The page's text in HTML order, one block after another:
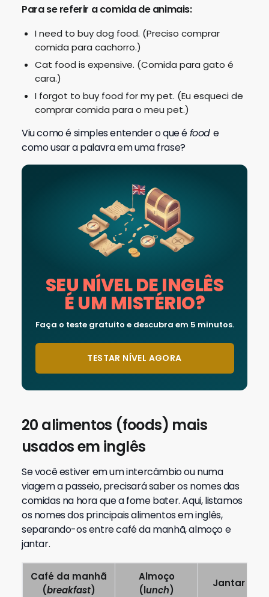
Para se referir a comida de animais:
I need to buy dog food. (Preciso comprar
comida para cachorro.)
Cat food is expensive. (Comida para gato é
cara.)
I forgot to buy food for my pet. (Eu esqueci de
comprar comida para o meu pet.)
Viu como é simples entender o que éfood e
como usar a palavra em uma frase?
SEU NÍVEL DE INGLÊS
É UM MISTÉRIO?
Faça o teste gratuito e descubra em 5 minutos.
TESTAR NÍVEL AGORA
20 alimentos (foods) mais
usados em inglês
Se você estiver em um intercâmbio ou numa
viagem a passeio, precisará saber os nomes das
comidas na hora que a fome bater.Aqui, listamos
os nomes dos principais alimentos em inglês,
separando-os entre café da manhã, almoço e
jantar.
Café da manhã
(breakfast)
Almoço
(lunch)
Jantar